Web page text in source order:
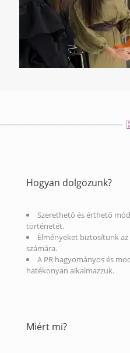
Hogyan dolgozunk?
Szerethető és érthető
történetét.
Élményeket biztosítunk
számára.
A PR hagyományos és
hatékonyan alkalmazzuk.
Miért mi?